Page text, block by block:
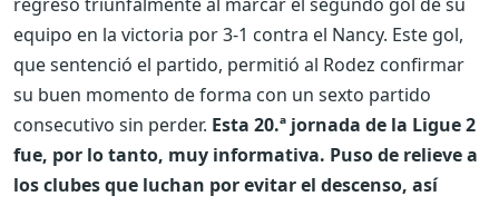
equipo en la victoria por 3-1 contra el Nancy. Este gol,
que sentenció el partido, permitió al Rodez confirmar
su buen momento de forma con un sexto partido
consecutivo sin perder. Esta 20.ª jornada de la Ligue 2
fue, por lo tanto, muy informativa. Puso de relieve a
los clubes que luchan por evitar el descenso, así